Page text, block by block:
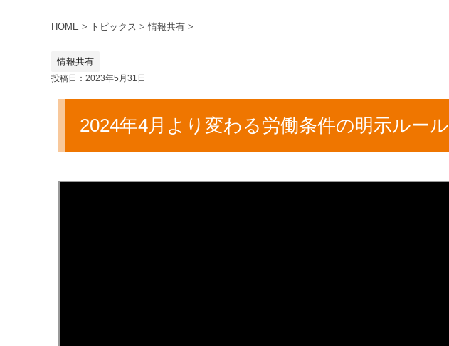
HOME > トピックス > 情報共有 >
情報共有
投稿日：2023年5月31日
2024年4月より変わる労働条件の明示ルール